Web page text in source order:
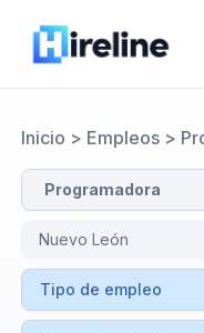
Inicio > Empleos>